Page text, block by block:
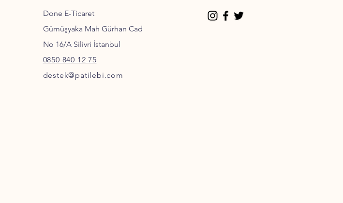
Done E-Ticaret
Gümüşyaka Mah Gürhan Cad
No 16/A Silivri İstanbul
0850 840 12 75
destek@patilebi.com